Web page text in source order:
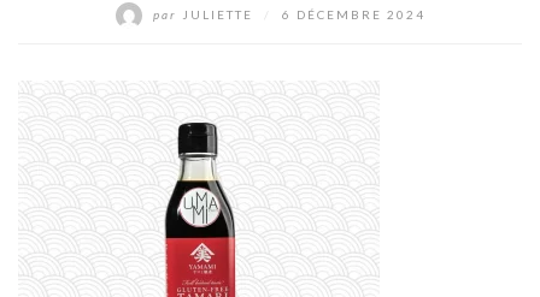
par JULIETTE 6 DÉCEMBRE 2024